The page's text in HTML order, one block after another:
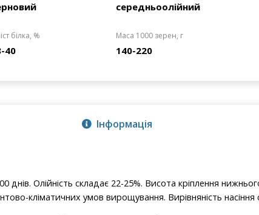
середньоолійний
білка, %
40
Маса 1000 зерен, г
140-220
Інформація
днів. Олійність складає 22-25%. Висота кріплення
кліматичних умов вирощування. Вирівняність насіння